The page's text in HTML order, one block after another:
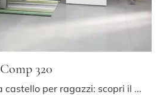
Comp 320
Camerette con letti a castello per ragazzi: scopri il modello in laccato opaco Comp 320 di Tumidei per stanzette moderne.